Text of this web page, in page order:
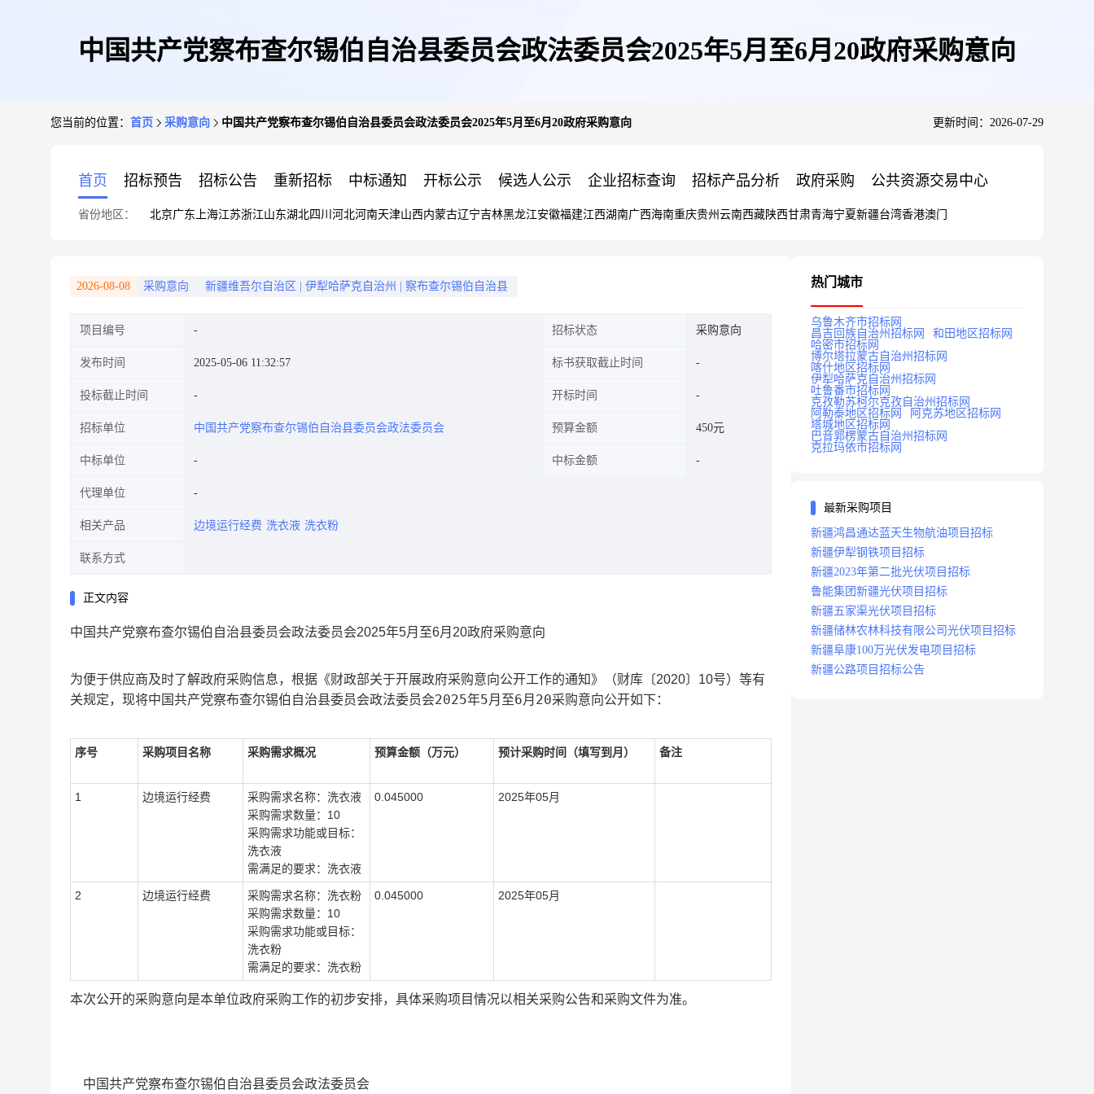
中国共产党察布查尔锡伯自治县委员会政法委员会2025年5月至6月20政府采购意向
您当前的位置： 首页 采购意向 中国共产党察布查尔锡伯自治县委员会政法委员会2025年5月至6月20政府采购意向 更新时间：2026-07-29
首页 招标预告 招标公告 重新招标 中标通知 开标公示 候选人公示 企业招标查询 招标产品分析 政府采购 公共资源交易中心
省份地区： 北京广东 上海江苏浙江山东湖北四川 河北河南天津山西内蒙古辽宁吉林黑龙江安徽福建江西湖南广西海南重庆贵州 云南西藏陕西甘肃青海宁夏新疆台湾香港澳门
2026-08-08 采购意向 新疆维吾尔自治区 伊犁哈萨克自治州 察布查尔锡伯自治县
项目编号 招标状态 采购意向
发布时间 2025-05-06 11:32:57 标书获取截止时间
投标截止时间 开标时间
招标单位 中国共产党察布查尔锡伯自治县委员会政法委员会 预算金额 450元
中标单位 中标金额
代理单位
相关产品 边境运行经费 洗衣液 洗衣粉
联系方式
正文内容
中国共产党察布查尔锡伯自治县委员会政法委员会2025年5月至6月20政府采购意向
为便于供应商及时了解政府采购信息，根据《财政部关于开展政府采购意向公开工作的通知》（财库〔2020〕10号）等有
关规定，现将中国共产党察布查尔锡伯自治县委员会政法委员会2025年5月至6月20采购意向公开如下：
序号 采购项目名称 采购需求概况 预算金额（万元） 预计采购时间（填写到月） 备注
1 边境运行经费
采购需求名称：洗衣液
采购需求数量：10
采购需求功能或目标：
洗衣液
需满足的要求：洗衣液
0.045000 2025年05月
2 边境运行经费
采购需求名称：洗衣粉
采购需求数量：10
采购需求功能或目标：
洗衣粉
需满足的要求：洗衣粉
0.045000 2025年05月
本次公开的采购意向是本单位政府采购工作的初步安排，具体采购项目情况以相关采购公告和采购文件为准。
中国共产党察布查尔锡伯自治县委员会政法委员会
热门城市
乌鲁木齐市招标网
昌吉回族自治州招标网
和田地区招标网
哈密市招标网
博尔塔拉蒙古自治州招标网
喀什地区招标网
伊犁哈萨克自治州招标网
吐鲁番市招标网
克孜勒苏柯尔克孜自治州招标网
阿勒泰地区招标网
阿克苏地区招标网
塔城地区招标网
巴音郭楞蒙古自治州招标网
克拉玛依市招标网
最新采购项目
新疆鸿昌通达蓝天生物航油项目招标
新疆伊犁钢铁项目招标
新疆2023年第二批光伏项目招标
鲁能集团新疆光伏项目招标
新疆五家渠光伏项目招标
新疆储林农林科技有限公司光伏项目招标
新疆阜康100万光伏发电项目招标
新疆公路项目招标公告